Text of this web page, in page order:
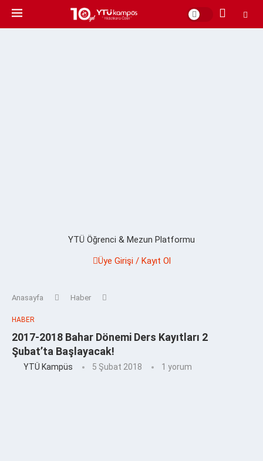
YTÜ Öğrenci & Mezun Platformu
Üye Girişi / Kayıt Ol
Anasayfa Haber
HABER
2017-2018 Bahar Dönemi Ders Kayıtları 2
Şubat’ta Başlayacak!
YTÜ Kampüs 5 Şubat 2018 1 yorum